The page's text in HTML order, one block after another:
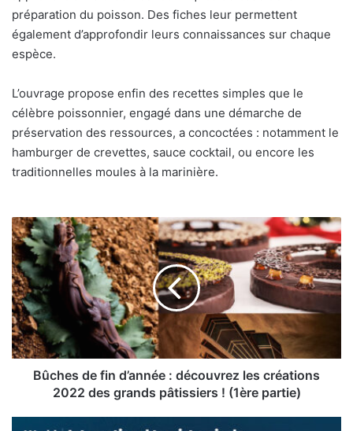
préparation du poisson. Des fiches leur permettent
également d’approfondir leurs connaissances sur chaque
espèce.
L’ouvrage propose enfin des recettes simples que le
célèbre poissonnier, engagé dans une démarche de
préservation des ressources, a concoctées : notamment le
hamburger de crevettes, sauce cocktail, ou encore les
traditionnelles moules à la marinière.
Bûches
de
fin
d’année
:
découvrez
les
créations
2022
Bûches de fin d’année : découvrez les créations
2022 des grands pâtissiers ! (1ère partie)